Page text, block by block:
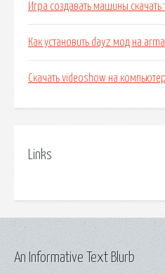
Игра создавать машины скачать
Как установить dayz мод на
Скачать videoshow на
Links
An Informative Text Blurb